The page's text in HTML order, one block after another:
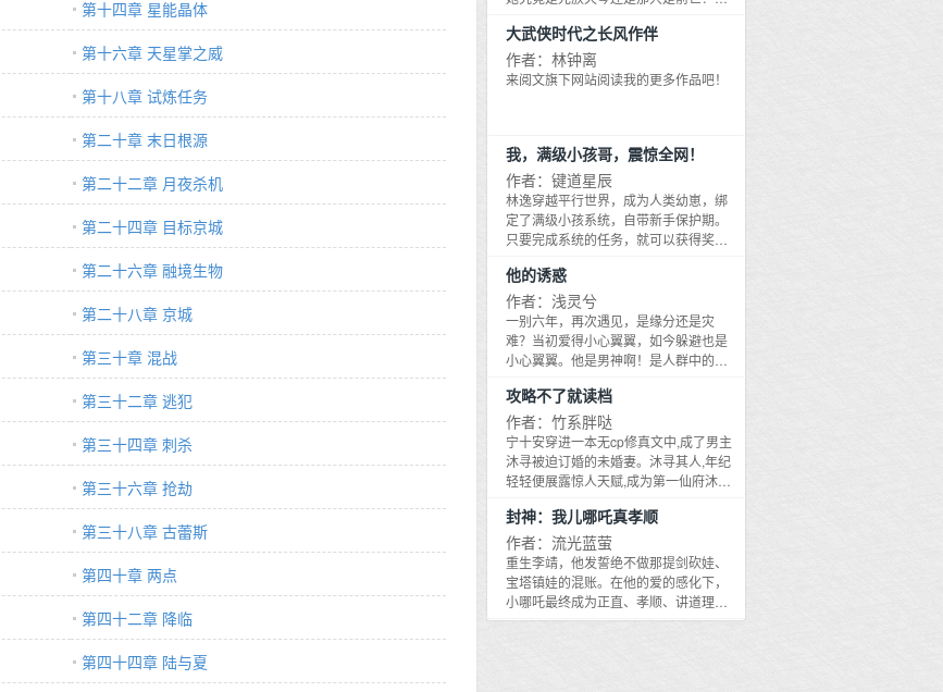
第十四章 星能晶体
第十六章 天星掌之威
第十八章 试炼任务
第二十章 末日根源
第二十二章 月夜杀机
第二十四章 目标京城
第二十六章 融境生物
第二十八章 京城
第三十章 混战
第三十二章 逃犯
第三十四章 刺杀
第三十六章 抢劫
第三十八章 古蕾斯
第四十章 两点
第四十二章 降临
第四十四章 陆与夏
任？如何盘活少得可怜的现金？如何做
不花钱的推广？如何抓住一闪即逝的机
会扭转局面？如何识别助你发财的贵
人？BOSS唐几乎遇到了所有小本生意人
都会遇到的难题与麻烦。看完他在义乌
开启您的小本生意发财之路！
的一条小道叫做公路的话）中间耸立着
一块两层楼房高的岩石。不知道它是我
们轰炸的结果呢，还是神仙搬来的。但
道路的交通阻塞了，需要马上把障碍炸
下去，并努力活得更好。
大武侠时代之长风作伴
作者：林钟离
来阅文旗下网站阅读我的更多作品吧！
我，满级小孩哥，震惊全网！
作者：键道星辰
林逸穿越平行世界，成为人类幼崽，绑
定了满级小孩系统，自带新手保护期。
只要完成系统的任务，就可以获得奖
和校长打乒乓球...等等任务。谁曾想，熟
练的炒饭颠勺技术被大学生给直播了，
网友看到直呼牛逼！卧槽！顶级小孩
哥！这他妈是八岁？离了个大谱，人类
进化都不带上我是吧？天赋异禀啊！我
谱的是，林逸会的不止是炒饭...一整个就
是满级小孩！
他的诱惑
作者：浅灵兮
一别六年，再次遇见，是缘分还是灾
难？当初爱得小心翼翼，如今躲避也是
小心翼翼。他是男神啊！是人群中的聚
没有勇气再爱了。 那时青春正好，那天
阳光明媚，她喝了点酒，终于鼓起勇气
问他：我可以做你的女朋友吗？他愣了
一下，然后眉头一皱说：我勉为其难接
受好了。那些和他在一起的日子是她最
复...他们的故事要如何继续下去？他们还
能破镜重圆吗？
攻略不了就读档
作者：竹系胖哒
宁十安穿进一本无cp修真文中,成了男主
沐寻被迫订婚的未婚妻。沐寻其人,年纪
轻轻便展露惊人天赋,成为第一仙府沐家
朝遇袭,陷入昏迷,醒来便发现多了个未婚
妻,沐寻冰魄之体,高冷疏离,不通世俗情
爱,当即要求退婚。宁十安问系统,啊然后
呢？系统告诉宁十安,沐寻因这性格缺陷,
始终不得大圆满,最终会死于大反派剑下,
修真界毁于一旦,你的任务就是让他爱上
封神：我儿哪吒真孝顺
作者：流光蓝萤
重生李靖，他发誓绝不做那提剑砍娃、
宝塔镇娃的混账。在他的爱的感化下，
小哪吒最终成为正直、孝顺、讲道理的
乖娃子。哪吒：首孝悌，次见闻。为人